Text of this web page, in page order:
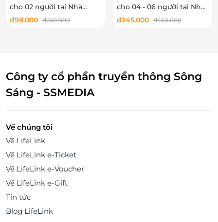
cho 02 người tại Nhà
hàng Chả cá Song Anh
đ98.000 đ260.000
cho 04 - 06 người tại Nhà
hàng Chả cá Song Anh
đ245.000 đ450.000
Công ty cổ phần truyền thông Sông
Sáng - SSMEDIA
Về chúng tôi
Về LifeLink
Về LifeLink e-Ticket
Về LifeLink e-Voucher
Về LifeLink e-Gift
Tin tức
Blog LifeLink